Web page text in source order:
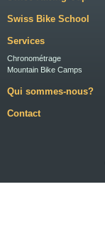
Swiss Bike School
Services
Chronométrage
Mountain Bike Camps
Qui sommes-nous?
Contact